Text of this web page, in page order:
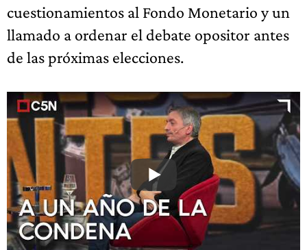
cuestionamientos al Fondo Monetario y un
llamado a ordenar el debate opositor antes
de las próximas elecciones.